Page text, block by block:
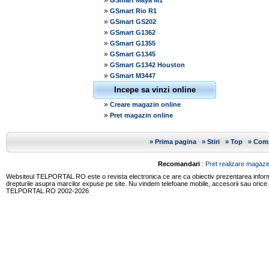
» GSmart Rio R1
» GSmart GS202
» GSmart G1362
» GSmart G1355
» GSmart G1345
» GSmart G1342 Houston
» GSmart M3447
Incepe sa vinzi online
» Creare magazin online
» Pret magazin online
» Prima pagina» Stiri» Top»
Recomandari : Pret realizare
Websiteul TELPORTAL.RO este o revista electronica ce are ca obiectiv prezentarea
drepturile asupra marcilor expuse pe site. Nu vindem telefoane mobile, accesorii sau
TELPORTAL.RO 2002-2026